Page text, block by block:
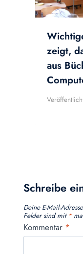
zeigt,
aus
Schreibe
Deine E-Mail-
Felder sind mit *
Kommentar *